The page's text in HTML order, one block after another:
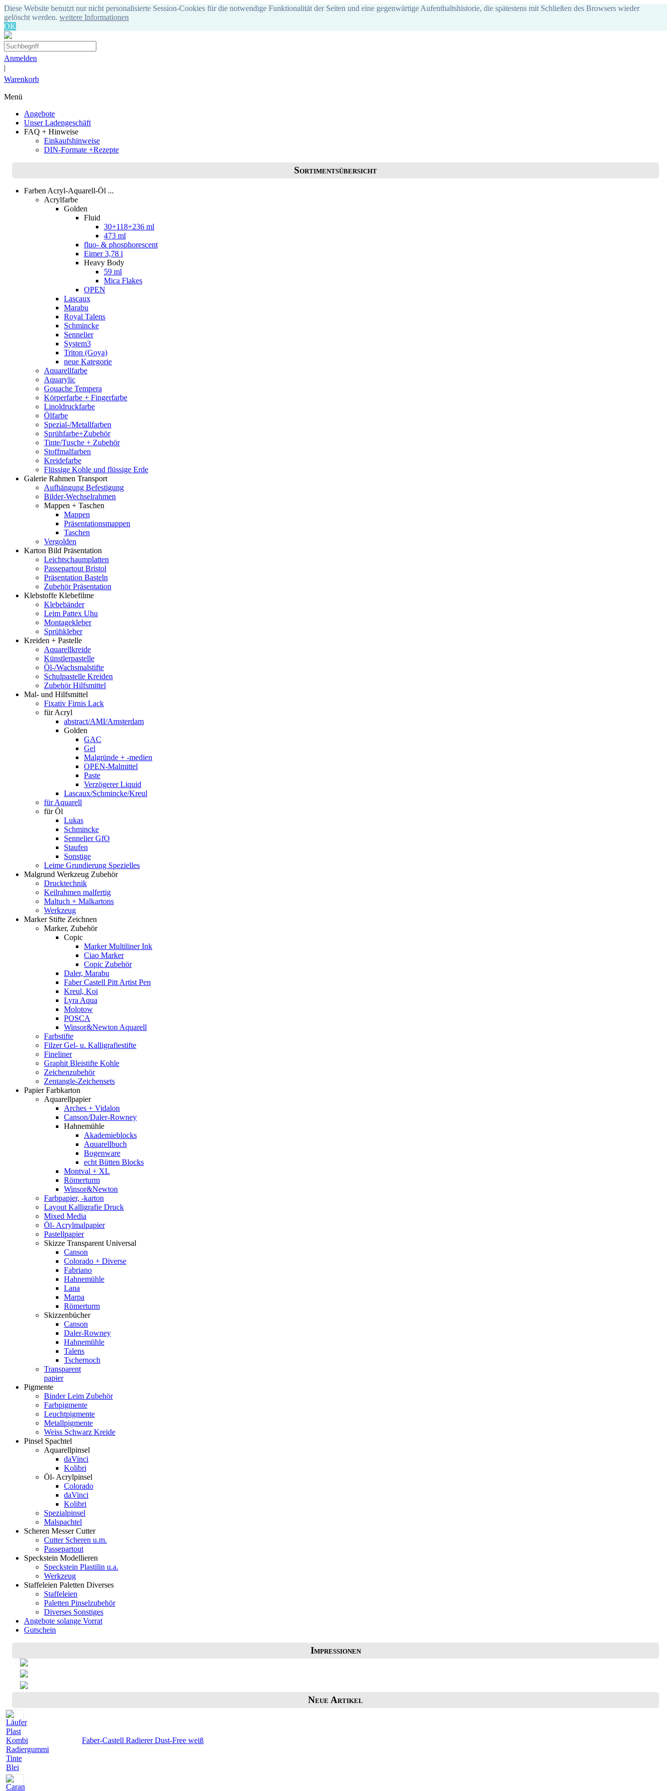
Diese Website benutzt nur nicht personalisierte Session-Cookies für die notwendige Funktionalität der Seiten und eine gegenwärtige Aufenthaltshistorie, die spätestens mit Schließen des Browsers wieder
gelöscht werden. weitere Informationen
OK
Anmelden
|
Warenkorb
Menü
Angebote
Unser Ladengeschäft
FAQ + Hinweise
Einkaufshinweise
DIN-Formate +Rezepte
Sortimentsübersicht
Farben Acryl-Aquarell-Öl ...
Acrylfarbe
Golden
Fluid
30+118+236 ml
473 ml
fluo- & phosphorescent
Eimer 3,78 l
Heavy Body
59 ml
Mica Flakes
OPEN
Lascaux
Marabu
Royal Talens
Schmincke
Sennelier
System3
Triton (Goya)
neue Kategorie
Aquarellfarbe
Aquarylic
Gouache Tempera
Körperfarbe + Fingerfarbe
Linoldruckfarbe
Ölfarbe
Spezial-/Metallfarben
Sprühfarbe+Zubehör
Tinte/Tusche + Zubehör
Stoffmalfarben
Kreidefarbe
Flüssige Kohle und flüssige Erde
Galerie Rahmen Transport
Aufhängung Befestigung
Bilder-Wechselrahmen
Mappen + Taschen
Mappen
Präsentationsmappen
Taschen
Vergolden
Karton Bild Präsentation
Leichtschaumplatten
Passepartout Bristol
Präsentation Basteln
Zubehör Präsentation
Klebstoffe Klebefilme
Klebebänder
Leim Pattex Uhu
Montagekleber
Sprühkleber
Kreiden + Pastelle
Aquarellkreide
Künstlerpastelle
Öl-/Wachsmalstifte
Schulpastelle Kreiden
Zubehör Hilfsmittel
Mal- und Hilfsmittel
Fixativ Firnis Lack
für Acryl
abstract/AMI/Amsterdam
Golden
GAC
Gel
Malgründe + -medien
OPEN-Malmittel
Paste
Verzögerer Liquid
Lascaux/Schmincke/Kreul
für Aquarell
für Öl
Lukas
Schmincke
Sennelier GfO
Staufen
Sonstige
Leime Grundierung Spezielles
Malgrund Werkzeug Zubehör
Drucktechnik
Keilrahmen malfertig
Maltuch + Malkartons
Werkzeug
Marker Stifte Zeichnen
Marker, Zubehör
Copic
Marker Multiliner Ink
Ciao Marker
Copic Zubehör
Daler, Marabu
Faber Castell Pitt Artist Pen
Kreul, Koi
Lyra Aqua
Molotow
POSCA
Winsor&Newton Aquarell
Farbstifte
Filzer Gel- u. Kalligrafiestifte
Fineliner
Graphit Bleistifte Kohle
Zeichenzubehör
Zentangle-Zeichensets
Papier Farbkarton
Aquarellpapier
Arches + Vidalon
Canson/Daler-Rowney
Hahnemühle
Akademieblocks
Aquarellbuch
Bogenware
echt Bütten Blocks
Montval + XL
Römerturm
Winsor&Newton
Farbpapier, -karton
Layout Kalligrafie Druck
Mixed Media
Öl- Acrylmalpapier
Pastellpapier
Skizze Transparent Universal
Canson
Colorado + Diverse
Fabriano
Hahnemühle
Lana
Marpa
Römerturm
Skizzenbücher
Canson
Daler-Rowney
Hahnemühle
Talens
Tschernoch
Transparent
papier
Pigmente
Binder Leim Zubehör
Farbpigmente
Leuchtpigmente
Metallpigmente
Weiss Schwarz Kreide
Pinsel Spachtel
Aquarellpinsel
daVinci
Kolibri
Öl- Acrylpinsel
Colorado
daVinci
Kolibri
Spezialpinsel
Malspachtel
Scheren Messer Cutter
Cutter Scheren u.m.
Passepartout
Speckstein Modellieren
Speckstein Plastilin u.a.
Werkzeug
Staffeleien Paletten Diverses
Staffeleien
Paletten Pinselzubehör
Diverses Sonstiges
Angebote solange Vorrat
Gutschein
Impressionen
Neue Artikel
Faber-Castell Radierer Dust-Free weiß